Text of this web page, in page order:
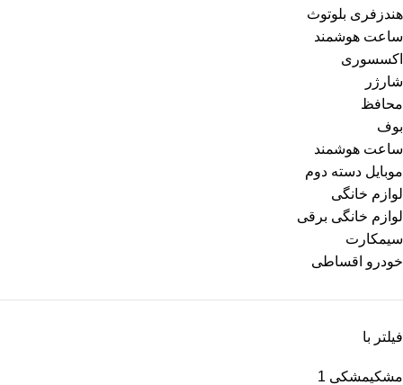
هندزفری بلوتوث
ساعت هوشمند
اکسسوری
شارژر
محافظ
بوف
ساعت هوشمند
موبایل دسته دوم
لوازم خانگی
لوازم خانگی برقی
سیمکارت
خودرو اقساطی
فیلتر با
مشکیمشکی 1